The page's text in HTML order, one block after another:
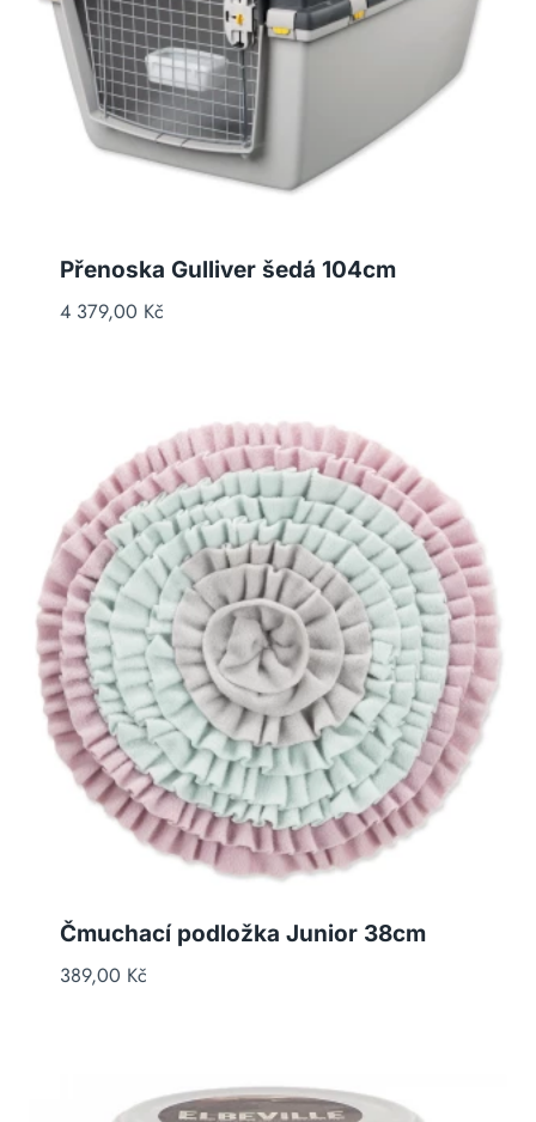
Přenoska Gulliver šedá 104cm
4 379,00 Kč
Čmuchací podložka Junior 38cm
389,00 Kč